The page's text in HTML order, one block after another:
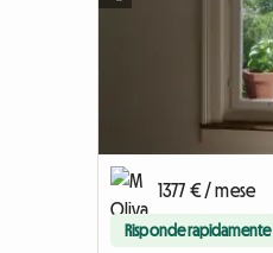
1377 € / mese
Risponde rapidamente